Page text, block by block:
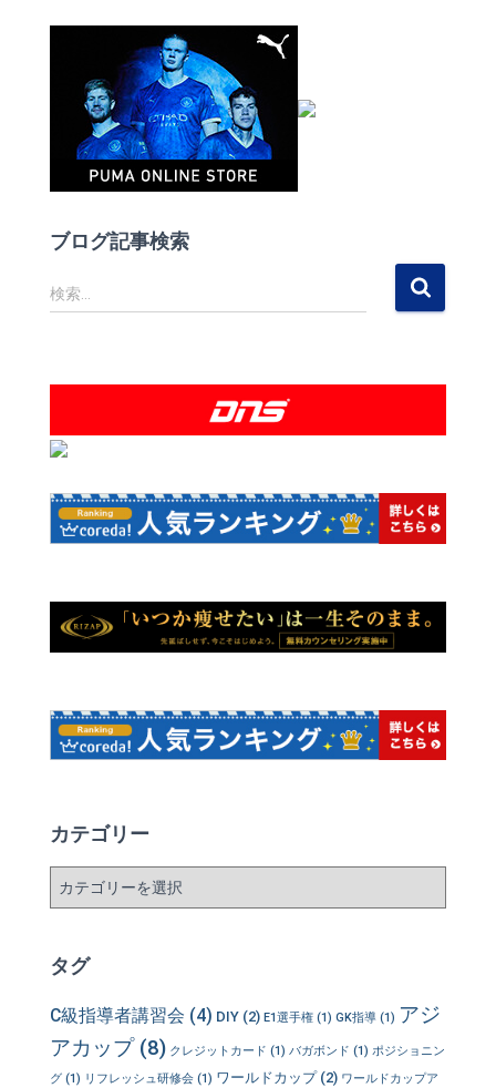
ブログ記事検索
検
索
検索…
カテゴリー
ー
タグ
C級指導者講習会 (4) DIY (2) E1選手権 (1) GK指導 (1) アジ
アカップ(8) クレジットカード (1) バガボンド (1) ポジショニン
グ (1) リフレッシュ研修会 (1) ワールドカップ(2) ワールドカップア